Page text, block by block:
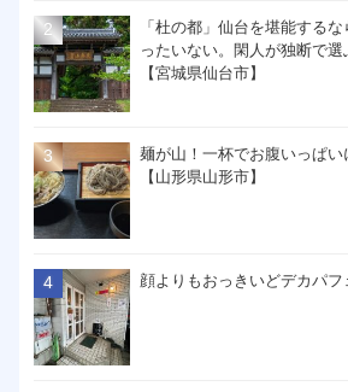
「杜の都」仙台を堪能する
ったいない。閑人が独断で
【宮城県仙台市】
麺が山！一杯でお腹いっぱ
【山形県山形市】
顔よりもおっきいどデカパフ